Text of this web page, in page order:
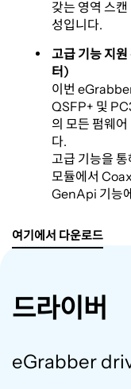
갖는 영역 스
성입니다.
고급 기능 지
터)
이번
QSFP+ 및
의 모든 펌웨
다.
고급 기능을
모듈에서
GenApi 기능
여기에서 다운로드
드라이버
eGrabber